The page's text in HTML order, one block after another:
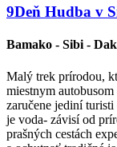
9Deň Hudba v
Bamako - Sibi -
Malý trek prírodou,
miestnym
zaručene jediní
je voda- závisí od
prašných cestách